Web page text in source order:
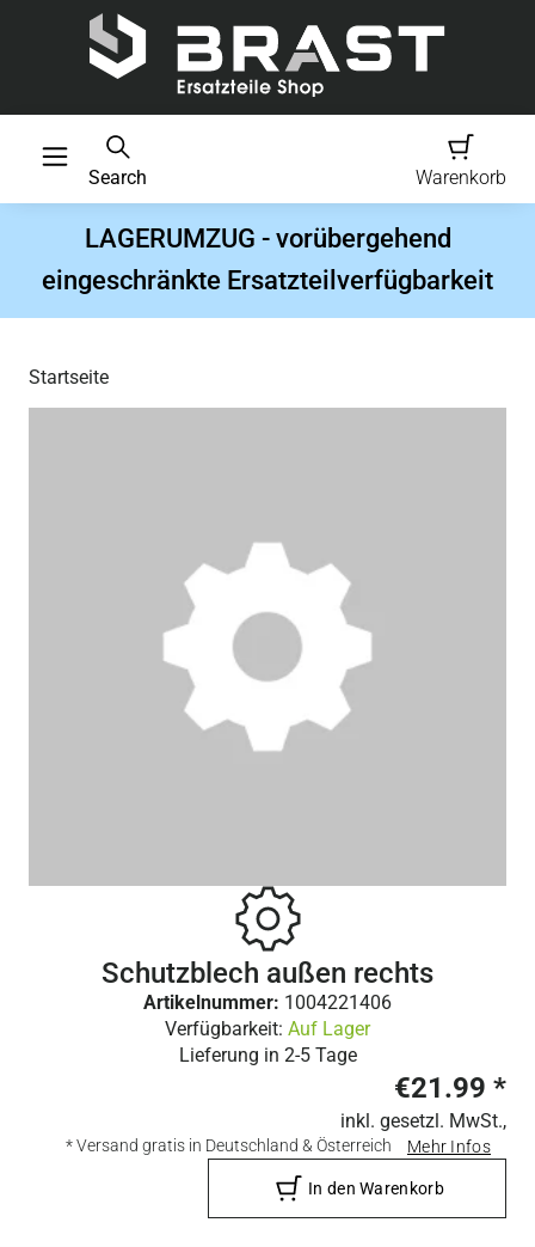
Search Warenkorb
LAGERUMZUG - vorübergehend
eingeschränkte Ersatzteilverfügbarkeit
Startseite
Schutzblech außen rechts
Artikelnummer: 1004221406
Verfügbarkeit: Auf Lager
Lieferung in 2-5 Tage
€21.99 *
inkl. gesetzl. MwSt.,
* Versand gratis in Deutschland & Österreich Mehr Infos
In den Warenkorb